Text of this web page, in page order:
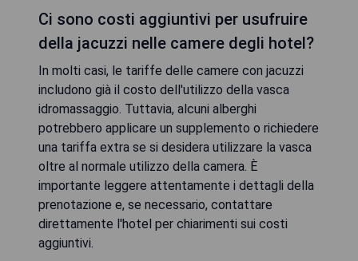
Ci sono costi aggiuntivi per usufruire
della jacuzzi nelle camere degli hotel?
In molti casi, le tariffe delle camere con jacuzzi
includono già il costo dell'utilizzo della vasca
idromassaggio. Tuttavia, alcuni alberghi
potrebbero applicare un supplemento o richiedere
una tariffa extra se si desidera utilizzare la vasca
oltre al normale utilizzo della camera. È
importante leggere attentamente i dettagli della
prenotazione e, se necessario, contattare
direttamente l'hotel per chiarimenti sui costi
aggiuntivi.